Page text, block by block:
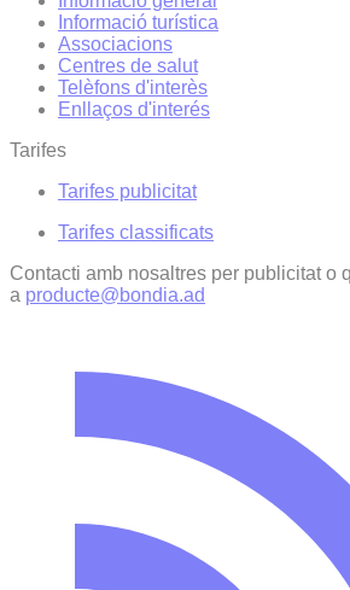
Informació turística
Associacions
Centres de salut
Telèfons d'interès
Enllaços d'interés
Tarifes
Tarifes publicitat
Tarifes classificats
Contacti amb nosaltres per publicitat o
a producte@bondia.ad